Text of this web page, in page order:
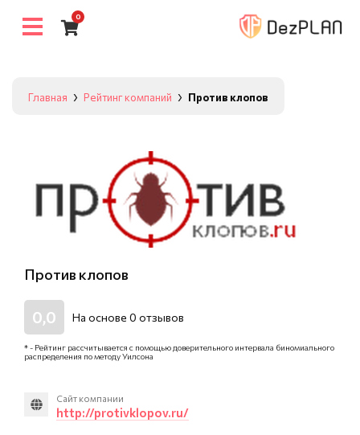
0
Главная Рейтинг компаний Против клопов
Против клопов
0,0 На основе 0 отзывов
* - Рейтинг рассчитывается с помощью доверительного интервала биномиального
распределения по методу Уилсона
Сайт компании
http://protivklopov.ru/